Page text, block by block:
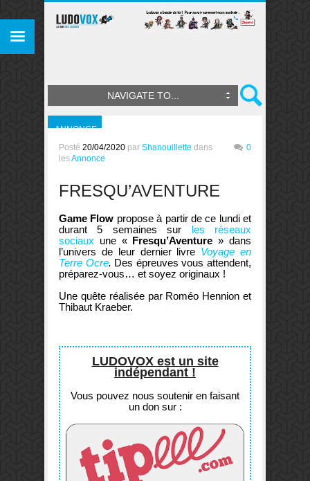
NAVIGATE TO...
ANNONCE
Posté 20/04/2020 par Shanouillette dans
lesAnnonce
0
FRESQU’AVENTURE
Game Flow propose à partir de ce lundi et
durant 5 semaines sur les réseaux
sociaux une « Fresqu’Aventure » dans
l’univers de leur dernier livre Voyage en
Terre Ocre. Des épreuves vous attendent,
préparez-vous… et soyez originaux !
Une quête réalisée par Roméo Hennion et
Thibaut Kraeber.
LUDOVOX est un site
indépendant !
Vous pouvez nous soutenir en faisant
un don sur :